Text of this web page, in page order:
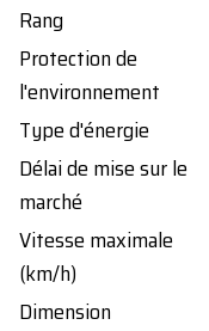
Rang
Protection de
l'environnement
Type d'énergie
Délai de mise sur le
marché
Vitesse maximale
(km/h)
Dimension